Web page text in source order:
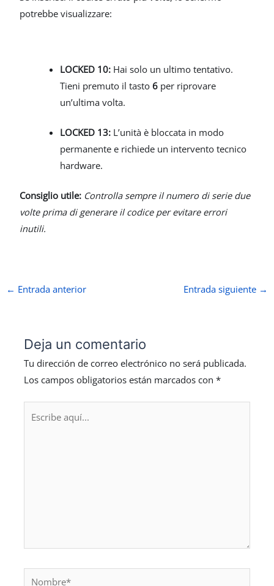
potrebbe visualizzare:
LOCKED 10: Hai solo un ultimo tentativo.
Tieni premuto il tasto6 per riprovare
un’ultima volta.
LOCKED 13: L’unità è bloccata in modo
permanente e richiede un intervento tecnico
hardware.
Consiglio utile: Controlla sempre il numero di serie due
volte prima di generare il codice per evitare errori
inutili.
← Entrada anterior Entrada siguiente →
Deja un comentario
Tu dirección de correo electrónico no será publicada.
Los campos obligatorios están marcados con*
Nombre*